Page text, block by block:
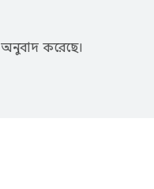
অনুবাদ করেছে।